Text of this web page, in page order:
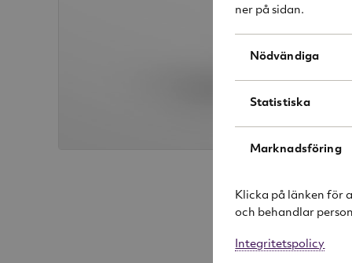
ner på sidan.
Nödvändiga
Statistiska
Marknadsföring
Klicka på länken för
och behandlar
Integritetspolicy